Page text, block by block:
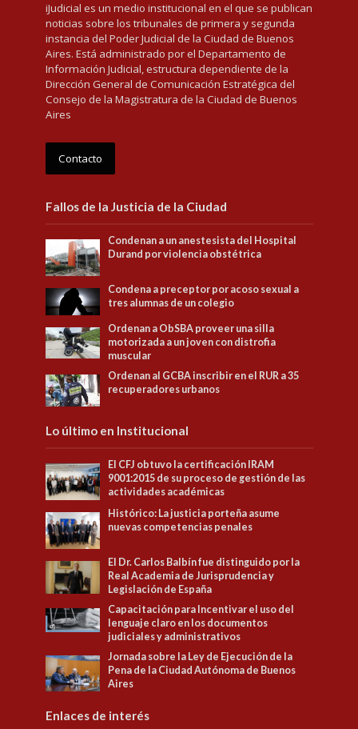
iJudicial es un medio institucional en el que se publican
noticias sobre los tribunales de primera y segunda
instancia del Poder Judicial de la Ciudad de Buenos
Aires. Está administrado por el Departamento de
Información Judicial, estructura dependiente de la
Dirección General de Comunicación Estratégica del
Consejo de la Magistratura de la Ciudad de Buenos
Aires
Contacto
Fallos de la Justicia de la Ciudad
Condenan a un anestesista del Hospital
Durand por violencia obstétrica
Condena a preceptor por acoso sexual a
tres alumnas de un colegio
Ordenan a ObSBA proveer una silla
motorizada a un joven con distrofia
muscular
Ordenan al GCBA inscribir en el RUR a 35
recuperadores urbanos
Lo último en Institucional
El CFJ obtuvo la certificación IRAM
9001:2015 de su proceso de gestión de las
actividades académicas
Histórico: La justicia porteña asume
nuevas competencias penales
El Dr. Carlos Balbín fue distinguido por la
Real Academia de Jurisprudencia y
Legislación de España
Capacitación para Incentivar el uso del
lenguaje claro en los documentos
judiciales y administrativos
Jornada sobre la Ley de Ejecución de la
Pena de la Ciudad Autónoma de Buenos
Aires
Enlaces de interés